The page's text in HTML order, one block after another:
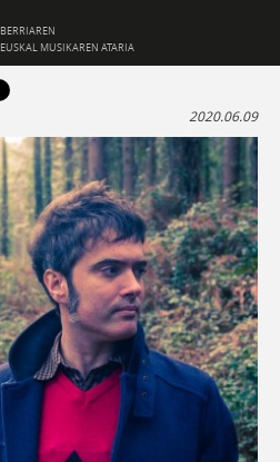
BERRIAREN
EUSKAL MUSIKAREN ATARIA
2020.06.09